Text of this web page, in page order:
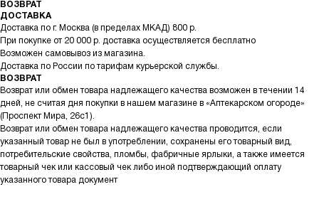
ВОЗВРАТ
ДОСТАВКА
Доставка по г. Москва (в пределах МКАД) 800 р.
При покупке от 20 000 р. доставка осуществляется бесплатно
Возможен самовывоз из магазина.
Доставка по России по тарифам курьерской службы.
ВОЗВРАТ
Возврат или обмен товара надлежащего качества возможен в течении 14
дней, не считая дня покупки в нашем магазине в «Аптекарском огороде»
(Проспект Мира, 26с1).
Возврат или обмен товара надлежащего качества проводится, если
указанный товар не был в употреблении, сохранены его товарный вид,
потребительские свойства, пломбы, фабричные ярлыки, а также имеется
товарный чек или кассовый чек либо иной подтверждающий оплату
указанного товара документ